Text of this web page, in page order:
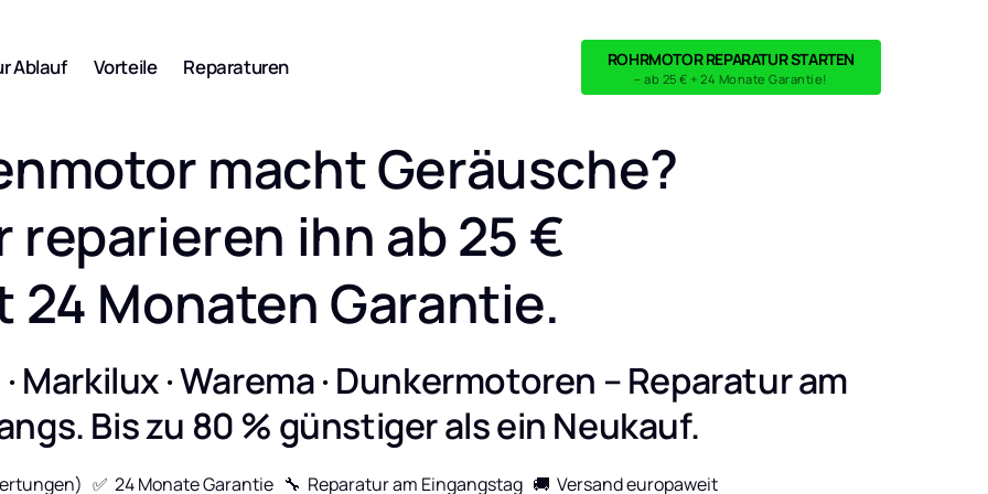
Ablauf Vorteile Reparaturen ROHRMOTOR REPARATUR STARTEN
– ab 25 € + 24 Monate Garantie!
macht Geräusche?
reparieren ihn ab 25 €
24 Monaten Garantie.
· Markilux · Warema · Dunkermotoren – Reparatur am
Bis zu 80 % günstiger als ein Neukauf.
✅  24 Monate Garantie   🔧  Reparatur am Eingangstag   🚚  Versand europaweit
LT, RTS,
Senden Sie Ihre
Reparaturanfrage
Hier klicken